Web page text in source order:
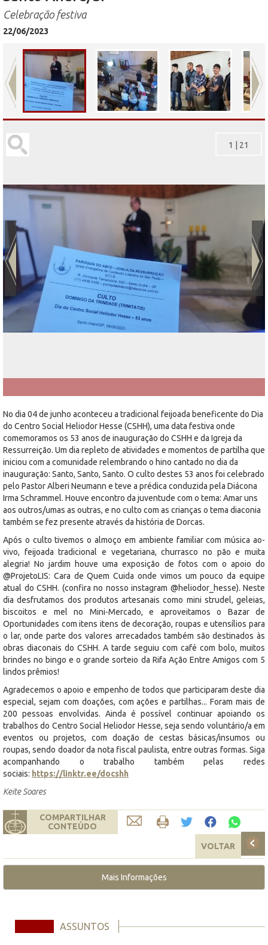
Celebração festiva
22/06/2023
1 21
No dia 04 de junho aconteceu a tradicional feijoada beneficente do Dia
do Centro Social Heliodor Hesse (CSHH), uma data festiva onde
comemoramos os 53 anos de inauguração do CSHH e da Igreja da
Ressurreição. Um dia repleto de atividades e momentos de partilha que
iniciou com a comunidade relembrando o hino cantado no dia da
inauguração: Santo, Santo, Santo. O culto destes 53 anos foi celebrado
pelo Pastor Alberi Neumann e teve a prédica conduzida pela Diácona
Irma Schrammel. Houve encontro da juventude com o tema: Amar uns
aos outros/umas as outras, e no culto com as crianças o tema diaconia
também se fez presente através da história de Dorcas.
Após o culto tivemos o almoço em ambiente familiar com música ao-
vivo, feijoada tradicional e vegetariana, churrasco no pão e muita
alegria! No jardim houve uma exposição de fotos com o apoio do
@ProjetoLIS: Cara de Quem Cuida onde vimos um pouco da equipe
atual do CSHH. (confira no nosso instagram @heliodor_hesse). Neste
dia desfrutamos dos produtos artesanais como mini strudel, geleias,
biscoitos e mel no Mini-Mercado, e aproveitamos o Bazar de
Oportunidades com itens itens de decoração, roupas e utensílios para
o lar, onde parte dos valores arrecadados também são destinados às
obras diaconais do CSHH. A tarde seguiu com café com bolo, muitos
brindes no bingo e o grande sorteio da Rifa Ação Entre Amigos com 5
lindos prêmios!
Agradecemos o apoio e empenho de todos que participaram deste dia
especial, sejam com doações, com ações e partilhas... Foram mais de
200 pessoas envolvidas. Ainda é possível continuar apoiando os
trabalhos do Centro Social Heliodor Hesse, seja sendo voluntário/a em
eventos ou projetos, com doação de cestas básicas/insumos ou
roupas, sendo doador da nota fiscal paulista, entre outras formas. Siga
acompanhando o trabalho também pelas redes
sociais: https://linktr.ee/docshh
Keite Soares
COMPARTILHAR
CONTEÚDO
VOLTAR
Mais Informações
ASSUNTOS